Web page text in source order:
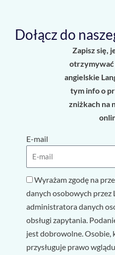
Dołącz do
Zapisz się,
otrzymywać
angielskie
tym info o
zniżkach na
E-mail
Wyrażam zgodę na
danych osobowych przez
administratora danych
obsługi zapytania.
jest dobrowolne. Osobie,
przysługuje prawo